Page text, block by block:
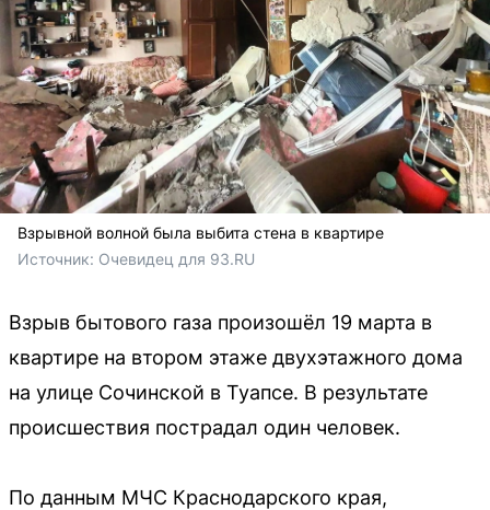
Взрывной волной была выбита стена в квартире
Источник: Очевидец для 93.RU
Взрыв бытового газа произошёл 19 марта в
квартире на втором этаже двухэтажного дома
на улице Сочинской в Туапсе. В результате
происшествия пострадал один человек.
По данным МЧС Краснодарского края,